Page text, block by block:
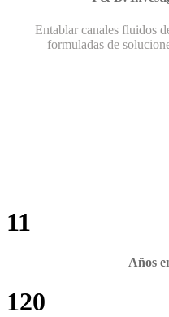
Entablar canales fluidos
formuladas de
11
Años
120